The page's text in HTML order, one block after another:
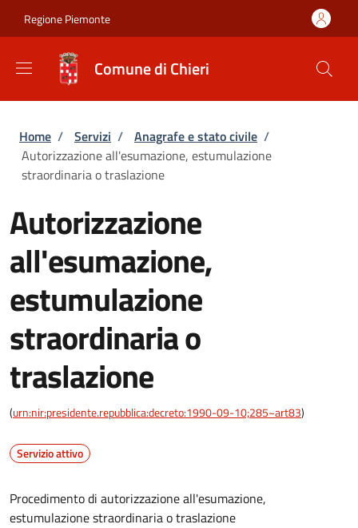
Regione Piemonte
Comune di Chieri
Briciole di pane
Home / Servizi / Anagrafe e stato civile /
Autorizzazione all'esumazione, estumulazione
straordinaria o traslazione
Autorizzazione
all'esumazione,
estumulazione
straordinaria o
traslazione
(urn:nir:presidente.repubblica:decreto:1990-09-10;285~art83)
Servizio attivo
Procedimento di autorizzazione all'esumazione,
estumulazione straordinaria o traslazione